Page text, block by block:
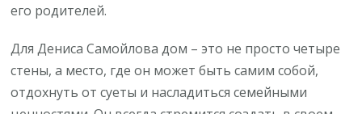
его родителей.
Для Дениса Самойлова дом – это не просто четыре
стены, а место, где он может быть самим собой,
отдохнуть от суеты и насладиться семейными